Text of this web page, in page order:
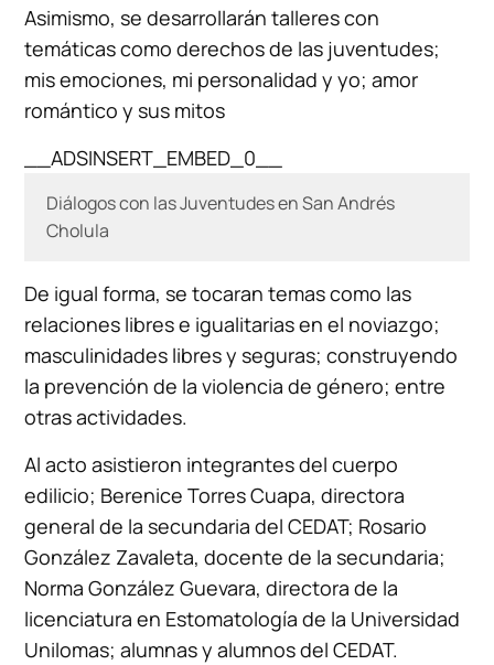
Asimismo, se desarrollarán talleres con
temáticas como derechos de las juventudes;
mis emociones, mi personalidad y yo; amor
romántico y sus mitos
__ADSINSERT_EMBED_0__
Diálogos con las Juventudes en San Andrés
Cholula
De igual forma, se tocaran temas como las
relaciones libres e igualitarias en el noviazgo;
masculinidades libres y seguras; construyendo
la prevención de la violencia de género; entre
otras actividades.
Al acto asistieron integrantes del cuerpo
edilicio; Berenice Torres Cuapa, directora
general de la secundaria del CEDAT; Rosario
González Zavaleta, docente de la secundaria;
Norma González Guevara, directora de la
licenciatura en Estomatología de la Universidad
Unilomas; alumnas y alumnos del CEDAT.